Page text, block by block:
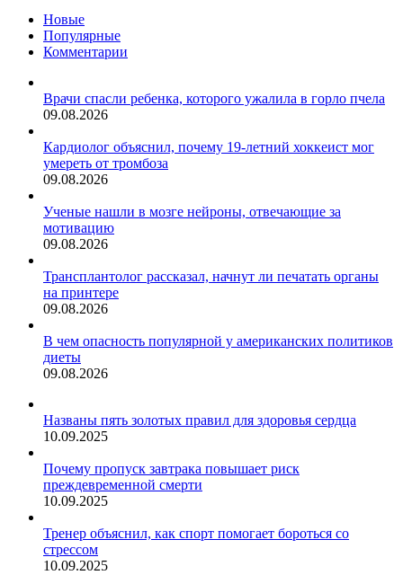
минут
Новые
Популярные
Комментарии
Врачи спасли ребенка, которого ужалила в горло пчела
09.08.2026
Кардиолог объяснил, почему 19-летний хоккеист мог
умереть от тромбоза
09.08.2026
Ученые нашли в мозге нейроны, отвечающие за
мотивацию
09.08.2026
Трансплантолог рассказал, начнут ли печатать органы
на принтере
09.08.2026
В чем опасность популярной у американских политиков
диеты
09.08.2026
Названы пять золотых правил для здоровья сердца
10.09.2025
Почему пропуск завтрака повышает риск
преждевременной смерти
10.09.2025
Тренер объяснил, как спорт помогает бороться со
стрессом
10.09.2025